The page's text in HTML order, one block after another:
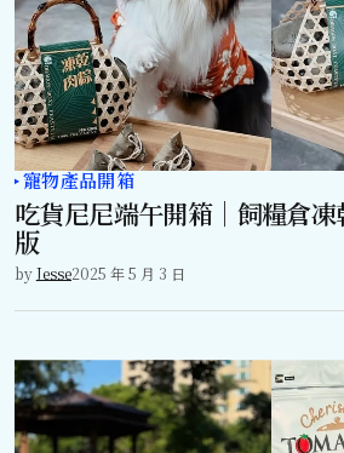
寵物產品開箱
吃貨尼尼端午開箱｜飼糧倉
版
byJesse2025 年 5 月 3 日